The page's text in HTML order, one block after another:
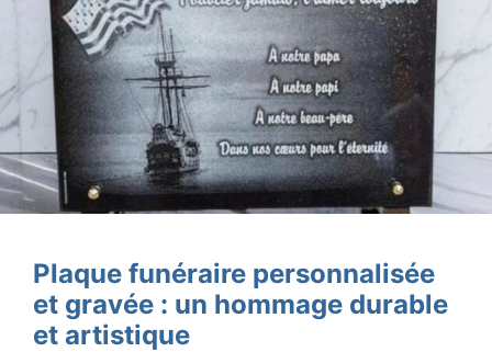
Plaque funéraire personnalisée
et gravée : un hommage durable
et artistique